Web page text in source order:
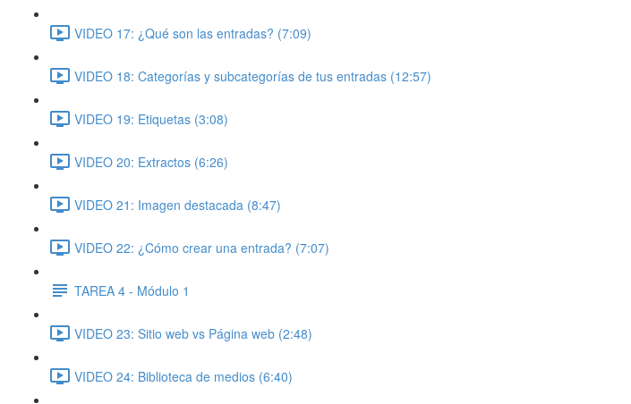
VIDEO 17: ¿Qué son las entradas? (7:09)
VIDEO 18: Categorías y subcategorías de tus entradas (12:57)
VIDEO 19: Etiquetas (3:08)
VIDEO 20: Extractos (6:26)
VIDEO 21: Imagen destacada (8:47)
VIDEO 22: ¿Cómo crear una entrada? (7:07)
TAREA 4 - Módulo 1
VIDEO 23: Sitio web vs Página web (2:48)
VIDEO 24: Biblioteca de medios (6:40)